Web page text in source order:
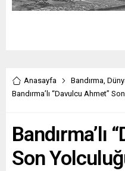
Anasayfa Bandırma,
Bandırma’lı “Davulcu Ahmet”
Bandırma’lı
Son